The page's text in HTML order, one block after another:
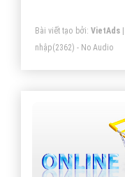
Bài viết tạo bởi: VietAds|
nhập(2362) - No Audio